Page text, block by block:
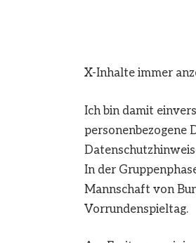
X-Inhalte immer
Ich bin damit
personenbezogene
In der
Mannschaft von
Vorrundenspieltag.